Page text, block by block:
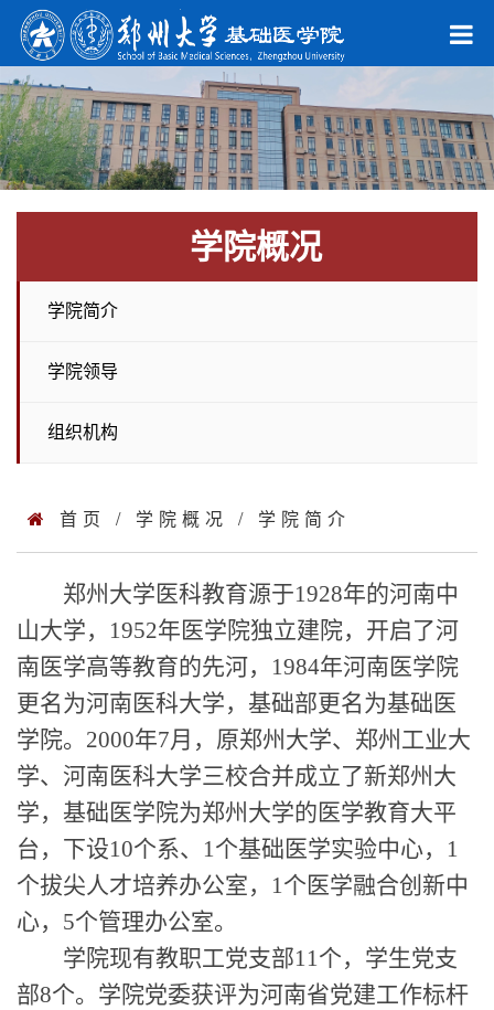
学院概况
学院简介
学院领导
组织机构
首页 / 学院概况 / 学院简介
郑州大学医科教育源于1928年的河南中
山大学，1952年医学院独立建院，开启了河
南医学高等教育的先河，1984年河南医学院
更名为河南医科大学，基础部更名为基础医
学院。2000年7月，原郑州大学、郑州工业大
学、河南医科大学三校合并成立了新郑州大
学，基础医学院为郑州大学的医学教育大平
台，下设10个系、1个基础医学实验中心，1
个拔尖人才培养办公室，1个医学融合创新中
心，5个管理办公室。
学院现有教职工党支部11个，学生党支
部8个。学院党委获评为河南省党建工作标杆